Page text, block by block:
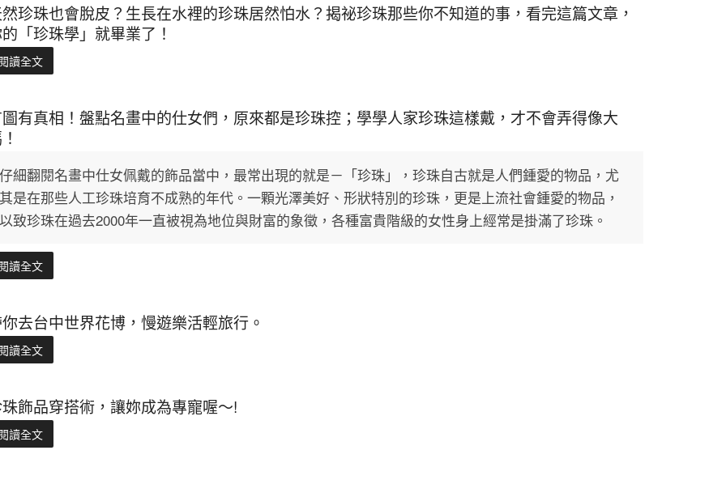
珍珠也會脫皮？生長在水裡的珍珠居然怕水？揭祕珍珠那些你不知道的事，看完這篇文章，
「珍珠學」就畢業了！
讀全文
有真相！盤點名畫中的仕女們，原來都是珍珠控；學學人家珍珠這樣戴，才不會弄得像大
仔細翻閱名畫中仕女佩戴的飾品當中，最常出現的就是－「珍珠」，珍珠自古就是人們鍾愛的物品，尤
其是在那些人工珍珠培育不成熟的年代。一顆光澤美好、形狀特別的珍珠，更是上流社會鍾愛的物品，
以致珍珠在過去2000年一直被視為地位與財富的象徵，各種富貴階級的女性身上經常是掛滿了珍珠。
讀全文
去台中世界花博，慢遊樂活輕旅行。
讀全文
飾品穿搭術，讓妳成為專寵喔～!
讀全文